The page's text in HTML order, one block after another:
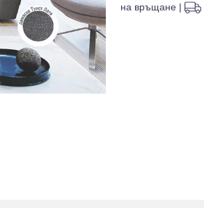
на връщане |